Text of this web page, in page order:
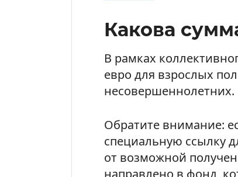
Какова
В рамках
евро для взрослых
несовершеннолетних.
Обратите внимание:
специальную ссылку
от возможной
направлено в фонд,